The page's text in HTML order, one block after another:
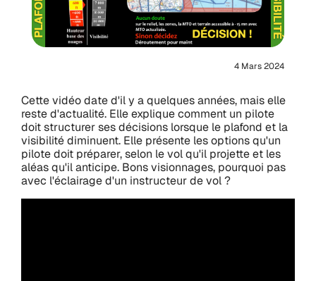
4 Mars 2024
Cette vidéo date d'il y a quelques années, mais elle
reste d'actualité. Elle explique comment un pilote
doit structurer ses décisions lorsque le plafond et la
visibilité diminuent. Elle présente les options qu'un
pilote doit préparer, selon le vol qu'il projette et les
aléas qu'il anticipe. Bons visionnages, pourquoi pas
avec l'éclairage d'un instructeur de vol ?